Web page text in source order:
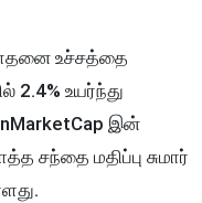
உச்சத்தை
2.4% உயர்ந்து
இன்
சந்தை மதிப்பு சுமார்